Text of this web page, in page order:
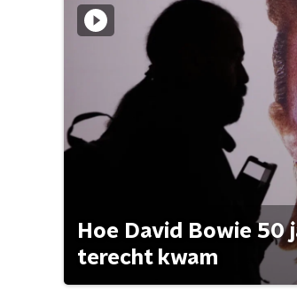
Hoe David Bowie 50
terecht kwam